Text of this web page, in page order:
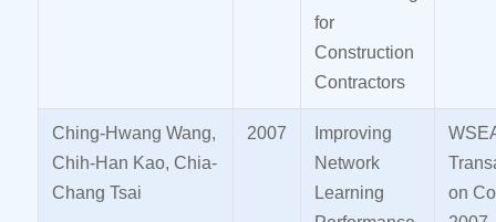
for
Construction
Contractors
Ching-Hwang Wang,
Chih-Han Kao, Chia-
Chang Tsai
2007
Improving
Network
Learning
on